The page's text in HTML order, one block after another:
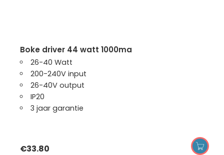
boke driver 44 watt 1000ma
26-40 Watt
200-240V input
26-40V output
IP20
3 jaar garantie
€33.80